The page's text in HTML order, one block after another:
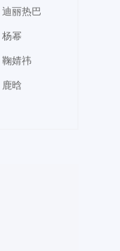
迪丽热巴
杨幂
鞠婧祎
鹿晗